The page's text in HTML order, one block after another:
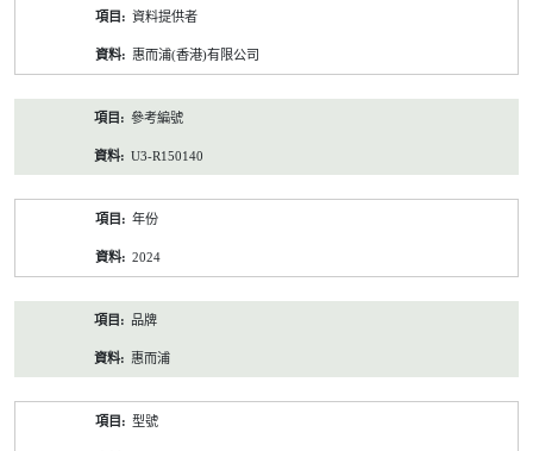
資料提供者
惠而浦(香港)有限公司
參考編號
U3-R150140
年份
2024
品牌
惠而浦
型號